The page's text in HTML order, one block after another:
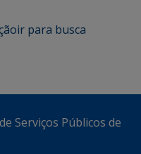
ir para busca
Serviços Públicos de